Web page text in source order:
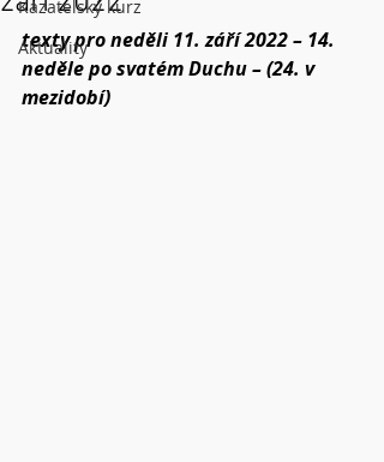
Kazatelský kurz
Aktuality
texty pro neděli 11. září 2022 – 14.
neděle po svatém Duchu – (24. v
mezidobí)